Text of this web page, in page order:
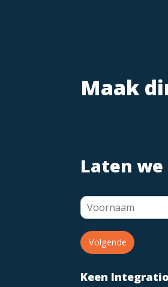
Maak
Laten
Volgende
Keen